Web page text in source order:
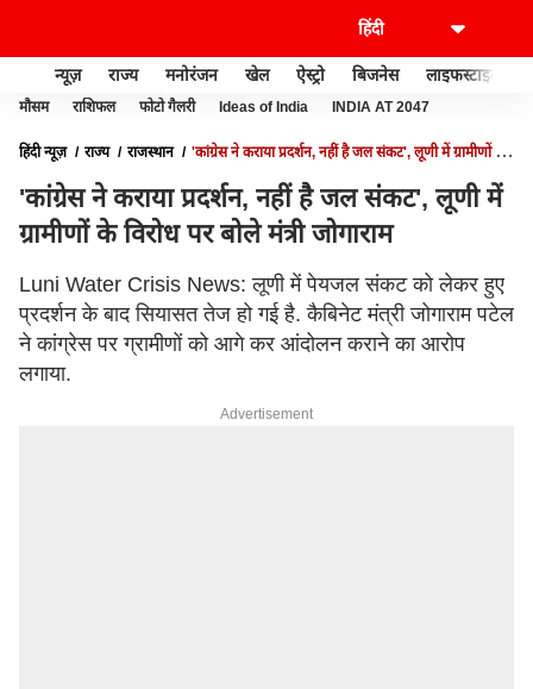
न्यूज़ राज्य मनोरंजन खेल ऐस्ट्रो बिजनेस लाइफस्टाइल
मौसम राशिफल फोटो गैलरी Ideas of India INDIA AT 2047
हिंदी न्यूज़ राज्य राजस्थान
'कांग्रेस ने कराया प्रदर्शन, नहीं है जल संकट', लूणी में ग्रामीणों के
'कांग्रेस ने कराया प्रदर्शन, नहीं है जल संकट', लूणी में
ग्रामीणों के विरोध पर बोले मंत्री जोगाराम
Luni Water Crisis News: लूणी में पेयजल संकट को लेकर हुए
प्रदर्शन के बाद सियासत तेज हो गई है. कैबिनेट मंत्री जोगाराम पटेल
ने कांग्रेस पर ग्रामीणों को आगे कर आंदोलन कराने का आरोप
लगाया.
Advertisement